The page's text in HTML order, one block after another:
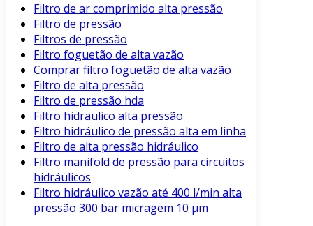
Filtro de ar comprimido alta pressão
Filtro de pressão
Filtros de pressão
Filtro foguetão de alta vazão
Comprar filtro foguetão de alta vazão
Filtro de alta pressão
Filtro de pressão hda
Filtro hidraulico alta pressão
Filtro hidráulico de pressão alta em linha
Filtro de alta pressão hidráulico
Filtro manifold de pressão para circuitos
hidráulicos
Filtro hidráulico vazão até 400 l/min alta
pressão 300 bar micragem 10 μm